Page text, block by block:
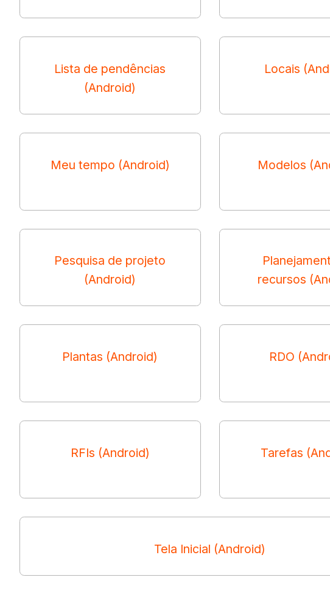
Lista de pendências
(Android)
Locais
Meu tempo (Android) Modelos
Pesquisa de projeto
(Android)
recursos
Plantas (Android) RDO
RFIs (Android) Tarefas
Tela Inicial (Android)